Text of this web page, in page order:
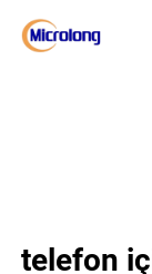
telefon